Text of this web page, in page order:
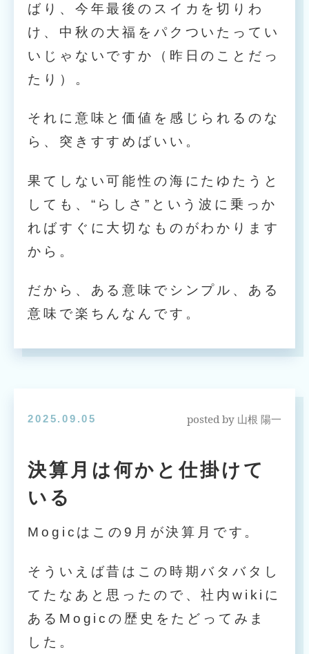
ばり、今年最後のスイカを切りわ
け、中秋の大福をパクついたってい
いじゃないですか（昨日のことだっ
たり）。
それに意味と価値を感じられるのな
ら、突きすすめばいい。
果てしない可能性の海にたゆたうと
しても、“らしさ”という波に乗っか
ればすぐに大切なものがわかります
から。
だから、ある意味でシンプル、ある
意味で楽ちんなんです。
2025.09.05 posted by 山根 陽一
決算月は何かと仕掛けて
いる
Mogicはこの9月が決算月です。
そういえば昔はこの時期バタバタし
てたなあと思ったので、社内wikiに
あるMogicの歴史をたどってみま
した。